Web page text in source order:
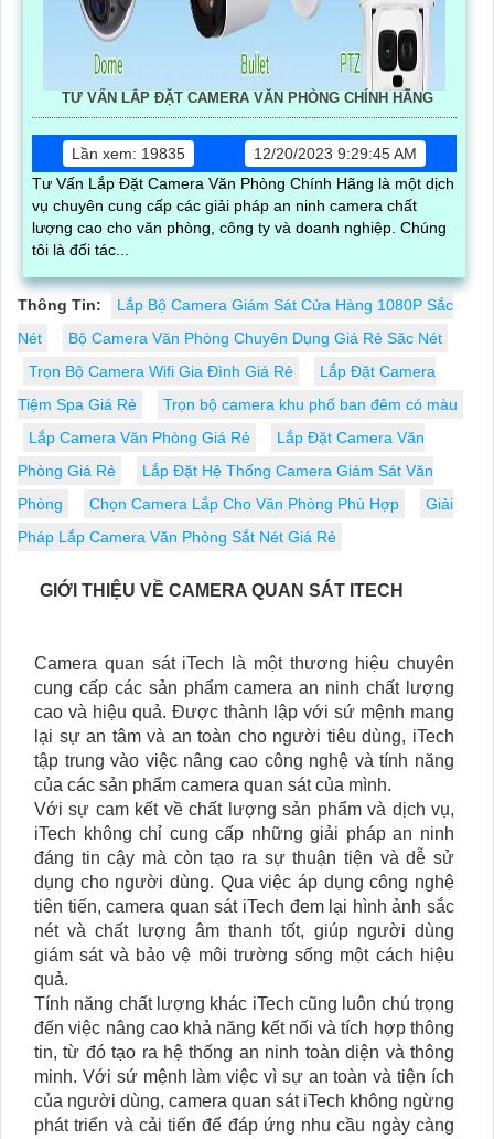
TƯ VẤN LẮP ĐẶT CAMERA VĂN PHÒNG CHÍNH HÃNG
Lần xem: 19835
12/20/2023 9:29:45 AM
Tư Vấn Lắp Đặt Camera Văn Phòng Chính Hãng là một dịch
vụ chuyên cung cấp các giải pháp an ninh camera chất
lượng cao cho văn phòng, công ty và doanh nghiệp. Chúng
tôi là đối tác...
Thông Tin:
Lắp Bộ Camera Giám Sát Cửa Hàng 1080P Sắc
Nét
Bộ Camera Văn Phòng Chuyên Dụng Giá Rẻ Săc Nét
Trọn Bộ Camera Wifi Gia Đình Giá Rẻ
Lắp Đặt Camera
Tiệm Spa Giá Rẻ
Trọn bộ camera khu phố ban đêm có màu
Lắp Camera Văn Phòng Giá Rẻ
Lắp Đặt Camera Văn
Phòng Giá Rẻ
Lắp Đặt Hệ Thống Camera Giám Sát Văn
Phòng
Chọn Camera Lắp Cho Văn Phòng Phù Hợp
Giải
Pháp Lắp Camera Văn Phòng Sắt Nét Giá Rẻ
GIỚI THIỆU VỀ CAMERA QUAN SÁT ITECH
Camera quan sát iTech là một thương hiệu chuyên
cung cấp các sản phẩm camera an ninh chất lượng
cao và hiệu quả. Được thành lập với sứ mệnh mang
lại sự an tâm và an toàn cho người tiêu dùng, iTech
tập trung vào việc nâng cao công nghệ và tính năng
của các sản phẩm camera quan sát của mình.
Với sự cam kết về chất lượng sản phẩm và dịch vụ,
iTech không chỉ cung cấp những giải pháp an ninh
đáng tin cậy mà còn tạo ra sự thuận tiện và dễ sử
dụng cho người dùng. Qua việc áp dụng công nghệ
tiên tiến, camera quan sát iTech đem lại hình ảnh sắc
nét và chất lượng âm thanh tốt, giúp người dùng
giám sát và bảo vệ môi trường sống một cách hiệu
quả.
Tính năng chất lượng khác iTech cũng luôn chú trọng
đến việc nâng cao khả năng kết nối và tích hợp thông
tin, từ đó tạo ra hệ thống an ninh toàn diện và thông
minh. Với sứ mệnh làm việc vì sự an toàn và tiện ích
của người dùng, camera quan sát iTech không ngừng
phát triển và cải tiến để đáp ứng nhu cầu ngày càng